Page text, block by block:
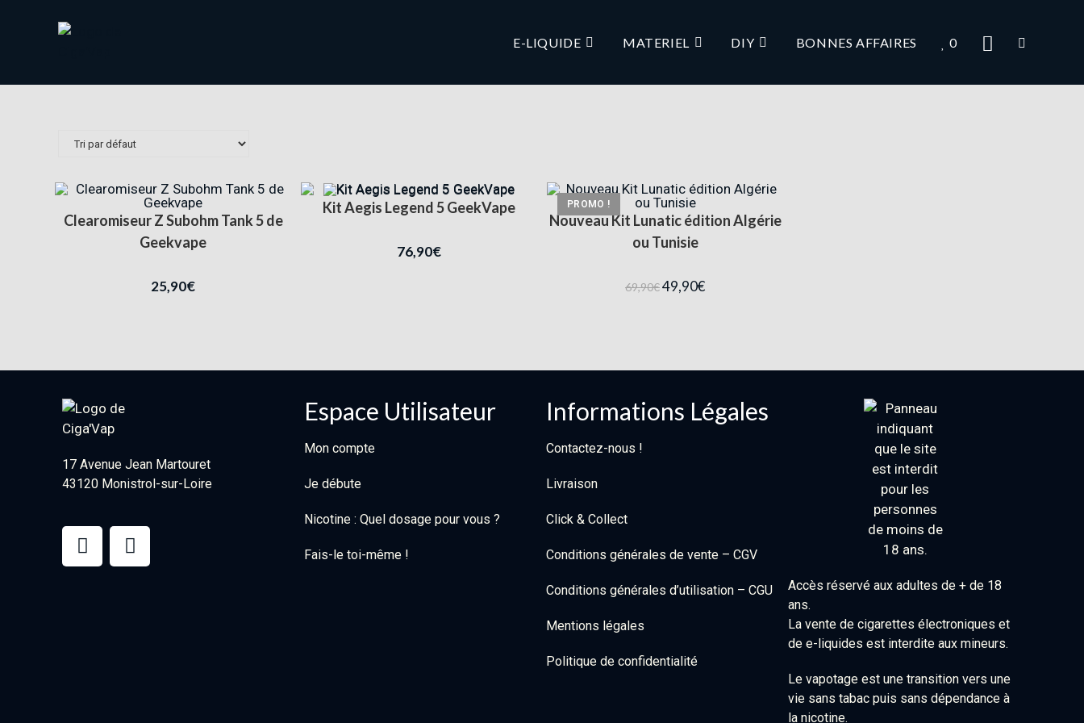
E-LIQUIDE MATERIEL DIY BONNES AFFAIRES 0
Clearomiseur Z Subohm Tank 5 de
Geekvape
25,90€
Kit Aegis Legend 5 GeekVape
76,90€
PROMO !
Nouveau Kit Lunatic édition Algérie
ou Tunisie
69,90€49,90€
17 Avenue Jean Martouret
43120 Monistrol-sur-Loire
Espace Utilisateur
Mon compte
Je débute
Nicotine : Quel dosage pour vous ?
Fais-le toi-même !
Informations Légales
Contactez-nous !
Livraison
Click & Collect
Conditions générales de vente – CGV
Conditions générales d’utilisation – CGU
Mentions légales
Politique de confidentialité
Accès réservé aux adultes de + de 18
ans.
La vente de cigarettes électroniques et
de e-liquides est interdite aux mineurs.
Le vapotage est une transition vers une
vie sans tabac puis sans dépendance à
la nicotine.